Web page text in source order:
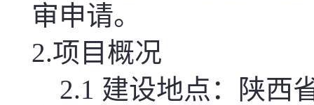
审申请。
2.项目概况
2.1 建设地点：陕西